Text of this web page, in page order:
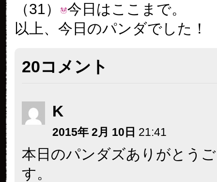
（31）
今日はここまで。
以上、今日のパンダでした！
20コメント
K
2015年 2月 10日 21:41
本日のパンダズありがとう
す。